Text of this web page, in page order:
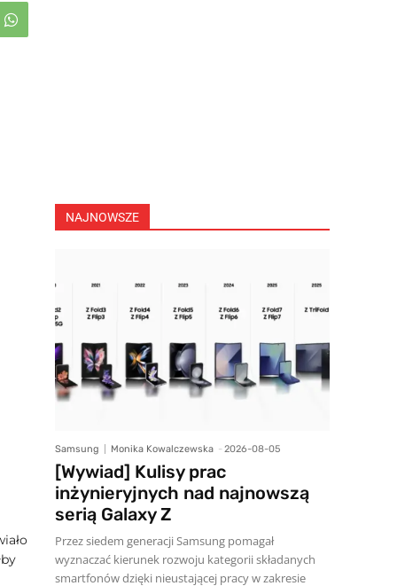
NAJNOWSZE
Samsung Monika Kowalczewska - 2026-08-05
[Wywiad] Kulisy prac
inżynieryjnych nad najnowszą
serią Galaxy Z
Przez siedem generacji Samsung pomagał
wyznaczać kierunek rozwoju kategorii składanych
smartfonów dzięki nieustającej pracy w zakresie